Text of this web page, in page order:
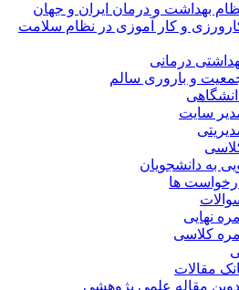
بهداشت و درمان ایران و جهان
و کار آموزی در نظام سلامت
درمانی
و باروری سالم
سایت
به دانشجویان
ها
نهایی
کلاسی
مقالات
مقاله علمی پژوهشی